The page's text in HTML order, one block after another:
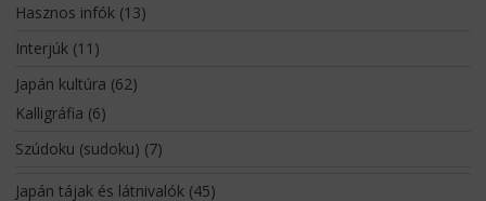
Hasznos infók(13)
Interjúk(11)
Japán kultúra (62)
Kalligráfia (6)
Szúdoku (sudoku) (7)
Japán tájak és látnivalók(45)